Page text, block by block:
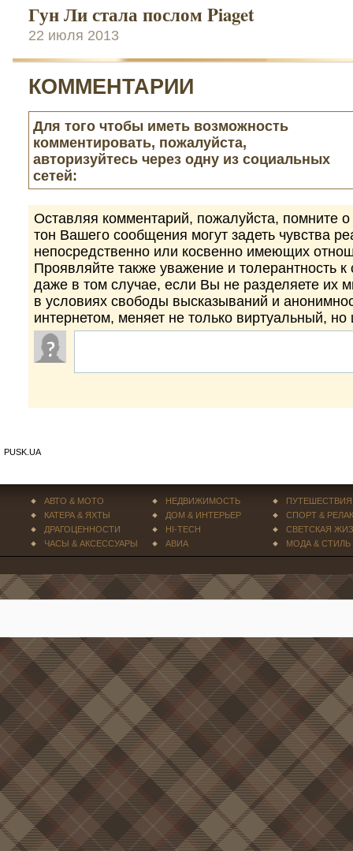
Гун Ли стала послом Piaget
22 июля 2013
КОММЕНТАРИИ
Для того чтобы иметь возможность
комментировать, пожалуйста,
авторизуйтесь через одну из социальных
сетей:
Оставляя комментарий, пожалуйста, помните
тон Вашего сообщения могут задеть чувства
непосредственно или косвенно имеющих
Проявляйте также уважение и толерантность
даже в том случае, если Вы не разделяете их
в условиях свободы высказываний и
интернетом, меняет не только виртуальный,
PUSK.UA
АВТО & МОТО
КАТЕРА & ЯХТЫ
ДРАГОЦЕННОСТИ
ЧАСЫ & АКСЕССУАРЫ
НЕДВИЖИМОСТЬ
ДОМ & ИНТЕРЬЕР
HI-TECH
АВИА
ПУТЕШЕСТВИЯ
СПОРТ &
СВЕТСКАЯ
МОДА & СТИЛЬ